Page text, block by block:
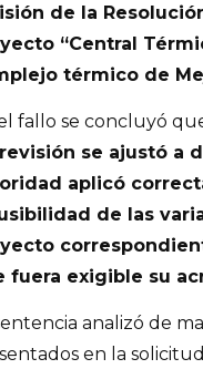
de la
“Central
térmico de
fallo se concluyó
se ajustó a
aplicó
de las
fuera exigible su
analizó de
en la